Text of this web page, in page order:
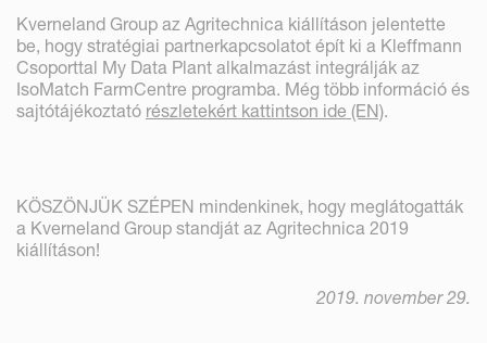
Kverneland Group az Agritechnica kiállításon jelentette
be, hogy stratégiai partnerkapcsolatot épít ki a Kleffmann
Csoporttal My Data Plant alkalmazást integrálják az
IsoMatch FarmCentre programba. Még több információ és
sajtótájékoztató részletekért kattintson ide (EN).
KÖSZÖNJÜK SZÉPEN mindenkinek, hogy meglátogatták
a Kverneland Group standját az Agritechnica 2019
kiállításon!
2019. november 29.